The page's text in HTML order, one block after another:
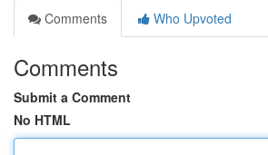
Comments
Who Upvoted
Comments
Submit a Comment
No HTML